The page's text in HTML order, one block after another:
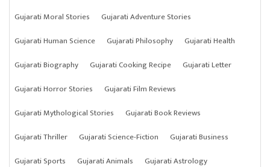
Gujarati Moral Stories
Gujarati Adventure Stories
Gujarati Human Science
Gujarati Philosophy
Gujarati Health
Gujarati Biography
Gujarati Cooking Recipe
Gujarati Letter
Gujarati Horror Stories
Gujarati Film Reviews
Gujarati Mythological Stories
Gujarati Book Reviews
Gujarati Thriller
Gujarati Science-Fiction
Gujarati Business
Gujarati Sports
Gujarati Animals Gujarati Astrology